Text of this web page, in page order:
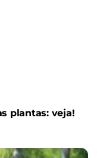
plantas: veja!